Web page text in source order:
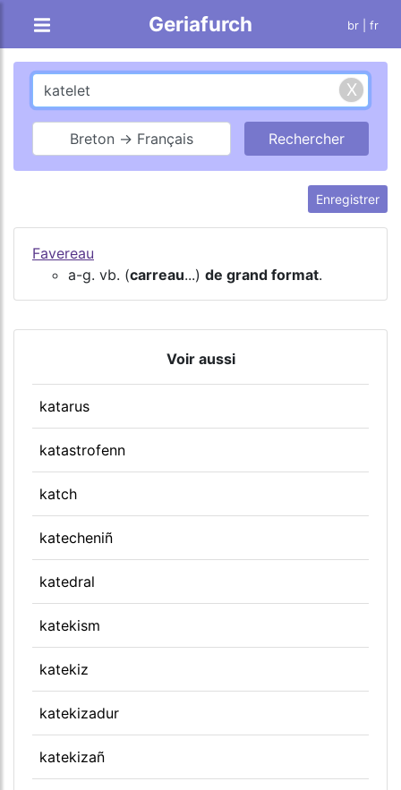
Geriafurch br | fr
Breton → Français
Enregistrer
Favereau
a-g. vb. (carreau...) de grand format.
Voir aussi
katarus
katastrofenn
katch
katecheniñ
katedral
katekism
katekiz
katekizadur
katekizañ